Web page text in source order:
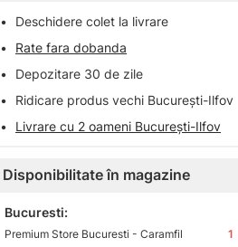
•
Deschidere colet la livrare
•
Rate fara dobanda
•
Depozitare 30 de zile
•
Ridicare produs vechi București-Ilfov
•
Livrare cu 2 oameni București-Ilfov
Disponibilitate în magazine
Bucuresti:
Premium Store Bucuresti - Caramfil
1